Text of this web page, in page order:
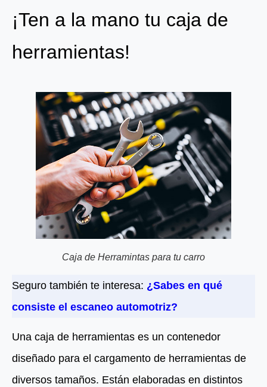
¡Ten a la mano tu caja de
herramientas!
Caja de Herramintas para tu carro
Seguro también te interesa: ¿Sabes en qué
consiste el escaneo automotriz?
Una caja de herramientas es un contenedor
diseñado para el cargamento de herramientas de
diversos tamaños. Están elaboradas en distintos